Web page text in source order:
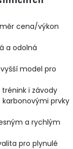
cena/výkon
a odolná
model pro
i závody
karbonovými prvky
a rychlým
pro plynulé